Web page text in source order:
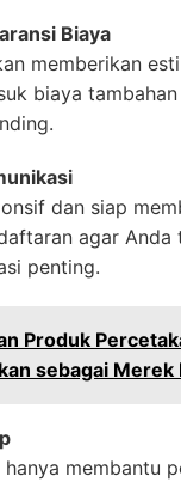
Biaya
memberikan
biaya
dan siap
agar Anda
penting.
Produk
sebagai Merek
membantu